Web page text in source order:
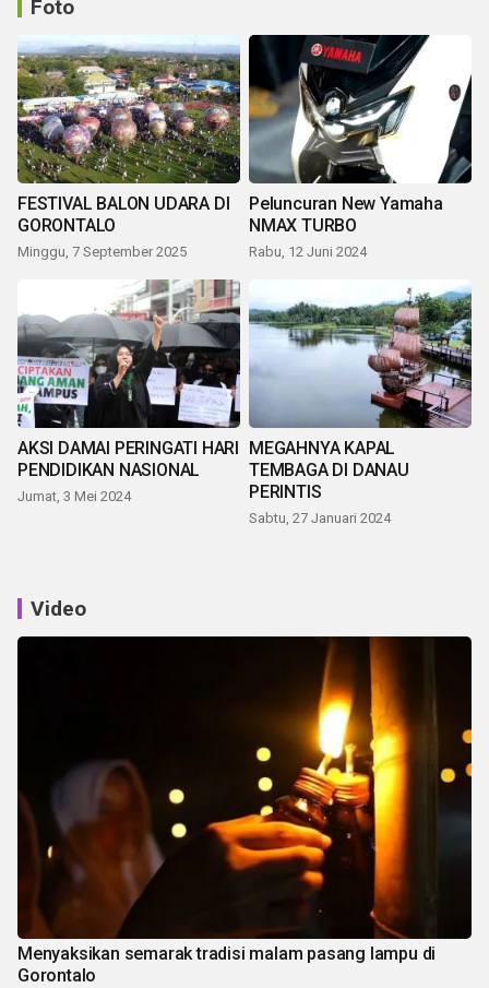
Foto
FESTIVAL BALON UDARA DI
GORONTALO
Minggu, 7 September 2025
Peluncuran New Yamaha
NMAX TURBO
Rabu, 12 Juni 2024
AKSI DAMAI PERINGATI HARI
PENDIDIKAN NASIONAL
Jumat, 3 Mei 2024
MEGAHNYA KAPAL
TEMBAGA DI DANAU
PERINTIS
Sabtu, 27 Januari 2024
Video
Menyaksikan semarak tradisi malam pasang lampu di
Gorontalo